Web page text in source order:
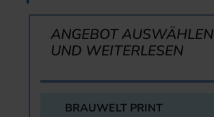
ANGEBOT AUSWÄHLEN
UND WEITERLESEN
BRAUWELT PRINT